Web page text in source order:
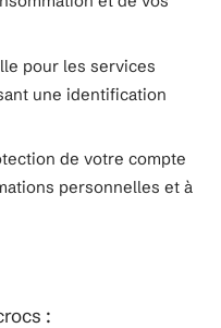
pour les services
une identification
de votre compte
personnelles et à
: